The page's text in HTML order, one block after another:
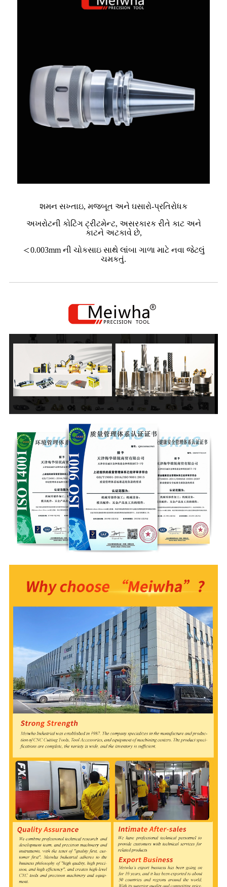
શમન સખ્તાઇ, મજબૂત અને ઘસારો-પ્રતિરોધક
અખરોટની કોટિંગ ટ્રીટમેન્ટ, અસરકારક રીતે કાટ અને
કાટને અટકાવે છે,
＜0.003mm ની ચોકસાઇ સાથે લાંબા ગાળા માટે નવા જેટલું
ચમકતું.